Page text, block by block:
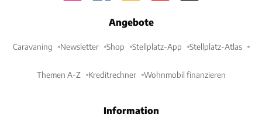
Angebote
Caravaning Newsletter Shop Stellplatz-App Stellplatz-Atlas
Themen A-Z Kreditrechner Wohnmobil finanzieren
Information